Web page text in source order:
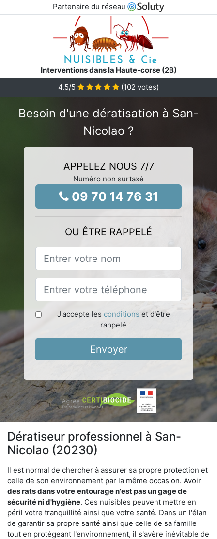
Partenaire du réseau
Interventions dans la Haute-corse (2B)
4.5/5 (102 votes)
Besoin d'une dératisation à San-
Nicolao ?
APPELEZ NOUS 7/7
Numéro non surtaxé
09 70 14 76 31
OU ÊTRE RAPPELÉ
J'accepte les conditions et d'être
rappelé
Envoyer
Dératiseur professionnel à San-
Nicolao (20230)
Il est normal de chercher à assurer sa propre protection et
celle de son environnement par la même occasion. Avoir
des rats dans votre entourage n'est pas un gage de
sécurité ni d'hygiène. Ces nuisibles peuvent mettre en
péril votre tranquillité ainsi que votre santé. Dans un l'élan
de garantir sa propre santé ainsi que celle de sa famille
tout en protégeant l'environnement, il s'avère inévitable de